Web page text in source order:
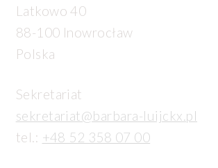
Latkowo 40
88-100 Inowrocław
Polska
Sekretariat
sekretariat@barbara-luijckx.pl
tel.: +48 52 358 07 00